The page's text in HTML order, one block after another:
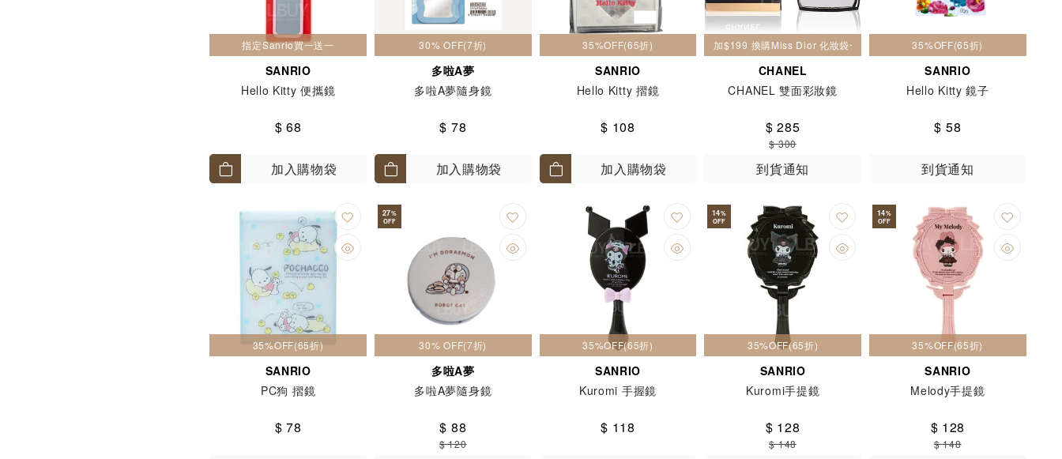
指定Sanrio買一送一
SANRIO
Hello Kitty 便攜鏡
$ 68
加入購物袋
30% OFF(7折)
多啦A夢
多啦A夢隨身鏡
$ 78
加入購物袋
35%OFF(65折)
SANRIO
Hello Kitty 摺鏡
$ 108
加入購物袋
加$199 換購Miss Dior 化妝袋一個
CHANEL
CHANEL 雙面彩妝鏡
$ 285
$ 300
到貨通知
35%OFF(65折)
SANRIO
Hello Kitty 鏡子
$ 58
到貨通知
35%OFF(65折)
SANRIO
PC狗 摺鏡
$ 78
27%
OFF
30% OFF(7折)
多啦A夢
多啦A夢隨身鏡
$ 88
$ 120
35%OFF(65折)
SANRIO
Kuromi 手握鏡
$ 118
14%
OFF
35%OFF(65折)
SANRIO
Kuromi手提鏡
$ 128
$ 148
14%
OFF
35%OFF(65折)
SANRIO
Melody手提鏡
$ 128
$ 148